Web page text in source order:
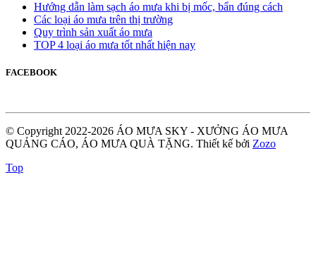
Hướng dẫn làm sạch áo mưa khi bị mốc, bẩn đúng cách
Các loại áo mưa trên thị trường
Quy trình sản xuất áo mưa
TOP 4 loại áo mưa tốt nhất hiện nay
FACEBOOK
© Copyright 2022-2026 ÁO MƯA SKY - XƯỞNG ÁO MƯA
QUẢNG CÁO, ÁO MƯA QUÀ TẶNG. Thiết kế bởi Zozo
Top